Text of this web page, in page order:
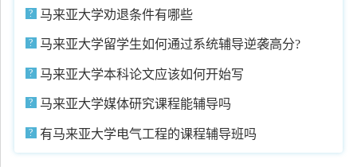
马来亚大学劝退条件有哪些
马来亚大学留学生如何通过系统辅导逆袭高分?
马来亚大学本科论文应该如何开始写
马来亚大学媒体研究课程能辅导吗
有马来亚大学电气工程的课程辅导班吗